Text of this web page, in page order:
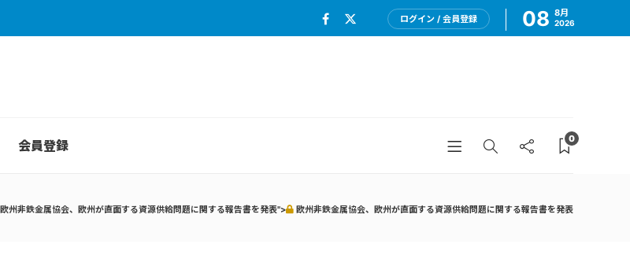
ログイン / 会員登録 08 8月
2026
会員登録 0
欧州非鉄金属協会、欧州が直面する資源供給問題に関する報告書を発表"> 欧州非鉄金属協会、欧州が直面する資源供給問題に関する報告書を発表